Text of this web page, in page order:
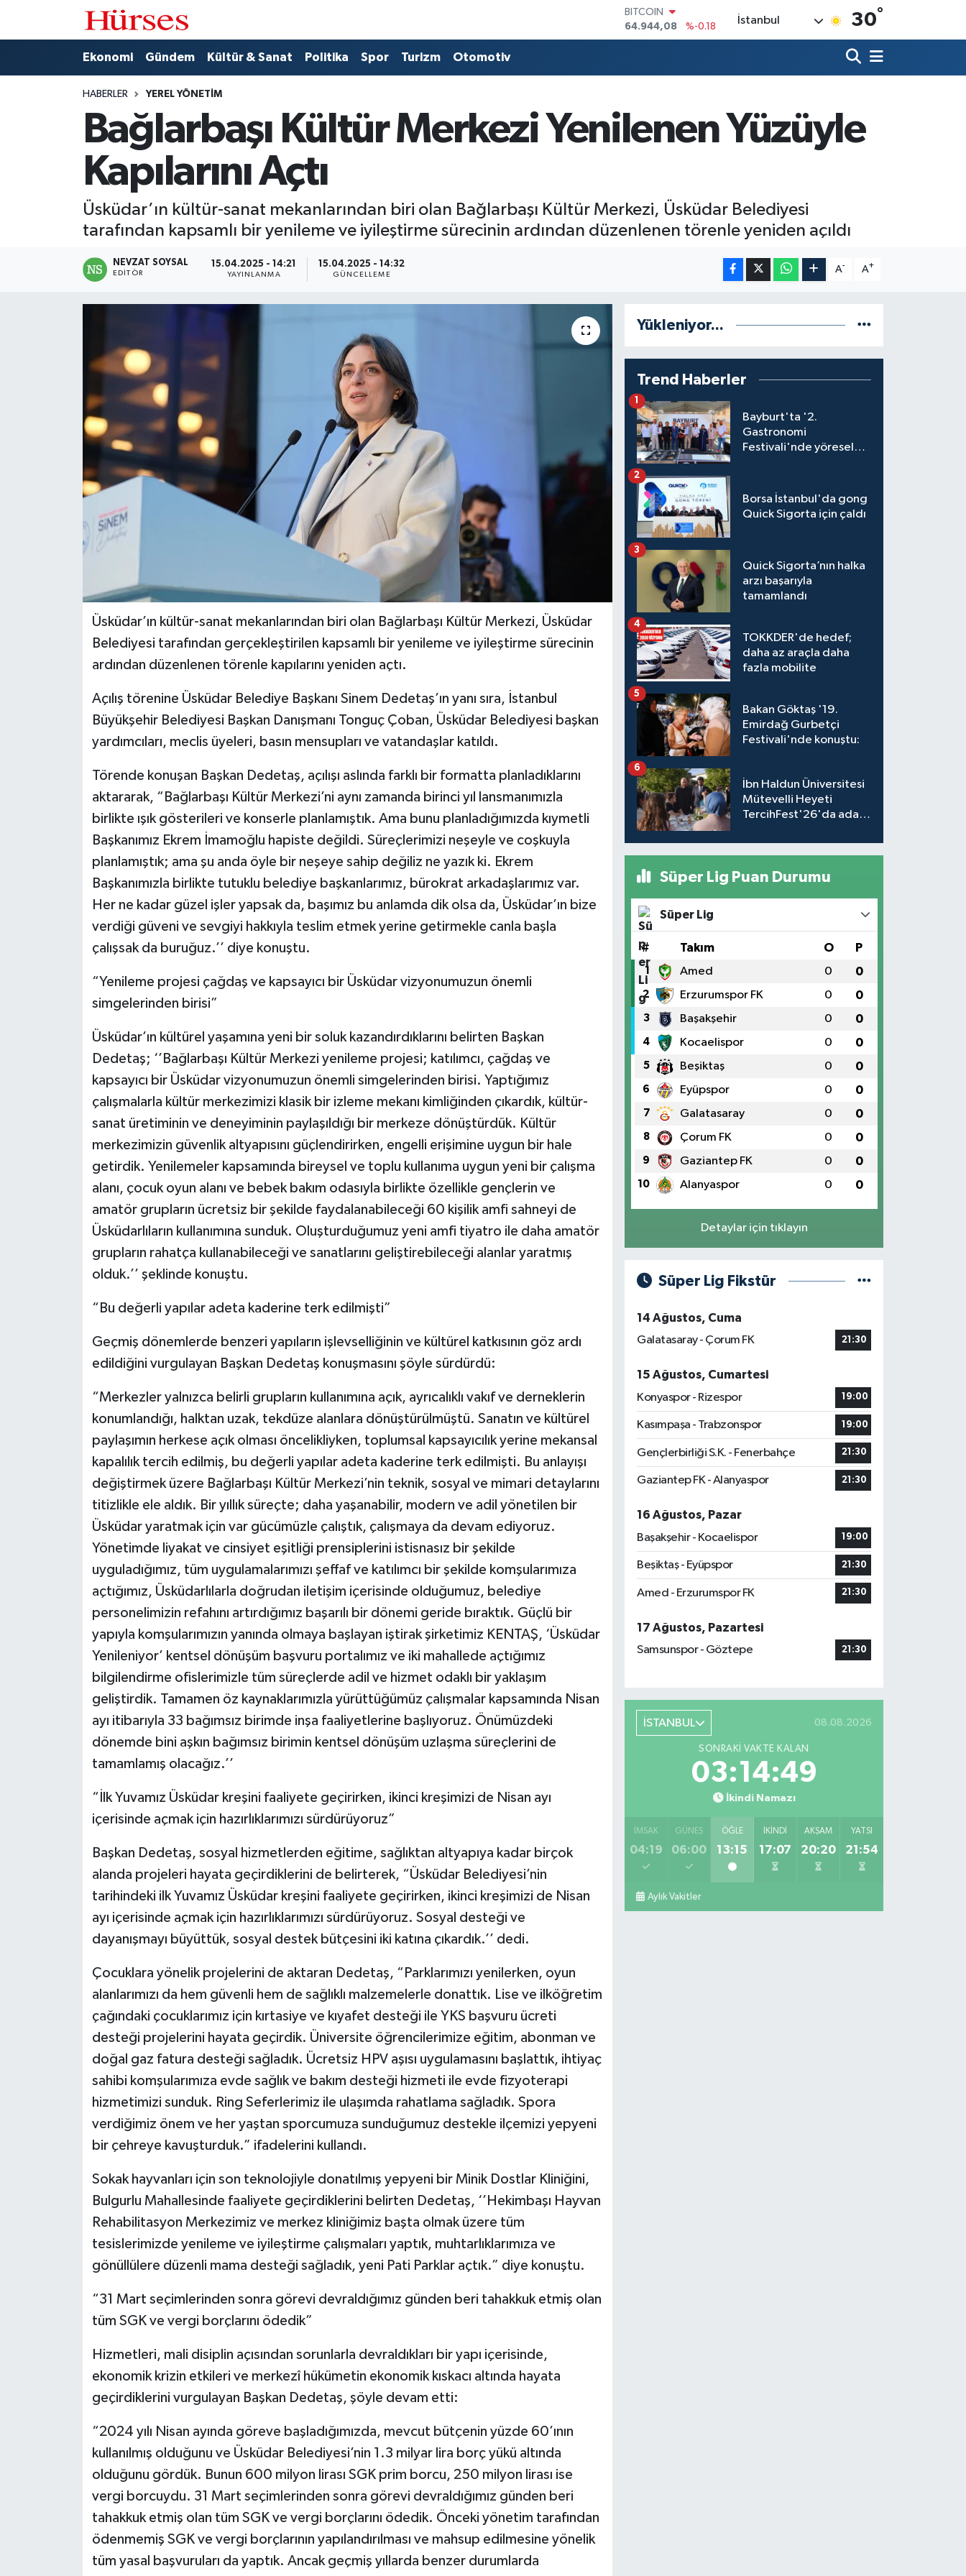
DOLAR
47,7436
%0.18
EURO
6660.55
BİST100
13.779
%-14
İstanbul 30°
Ekonomi Gündem Kültür & Sanat Politika Spor Turizm Otomotiv
HABERLER YEREL YÖNETIM
Bağlarbaşı Kültür Merkezi Yenilenen Yüzüyle
Kapılarını Açtı
Üsküdar’ın kültür-sanat mekanlarından biri olan Bağlarbaşı Kültür Merkezi, Üsküdar Belediyesi
tarafından kapsamlı bir yenileme ve iyileştirme sürecinin ardından düzenlenen törenle yeniden açıldı
NEVZAT SOYSAL
EDITÖR
15.04.2025 - 14:21
YAYINLANMA
15.04.2025 - 14:32
GÜNCELLEME
A- A+
Üsküdar’ın kültür-sanat mekanlarından biri olan Bağlarbaşı Kültür Merkezi, Üsküdar
Belediyesi tarafından gerçekleştirilen kapsamlı bir yenileme ve iyileştirme sürecinin
ardından düzenlenen törenle kapılarını yeniden açtı.
Açılış törenine Üsküdar Belediye Başkanı Sinem Dedetaş’ın yanı sıra, İstanbul
Büyükşehir Belediyesi Başkan Danışmanı Tonguç Çoban, Üsküdar Belediyesi başkan
yardımcıları, meclis üyeleri, basın mensupları ve vatandaşlar katıldı.
Törende konuşan Başkan Dedetaş, açılışı aslında farklı bir formatta planladıklarını
aktararak, “Bağlarbaşı Kültür Merkezi’ni aynı zamanda birinci yıl lansmanımızla
birlikte ışık gösterileri ve konserle planlamıştık. Ama bunu planladığımızda kıymetli
Başkanımız Ekrem İmamoğlu hapiste değildi. Süreçlerimizi neşeyle ve coşkuyla
planlamıştık; ama şu anda öyle bir neşeye sahip değiliz ne yazık ki. Ekrem
Başkanımızla birlikte tutuklu belediye başkanlarımız, bürokrat arkadaşlarımız var.
Her ne kadar güzel işler yapsak da, başımız bu anlamda dik olsa da, Üsküdar’ın bize
verdiği güveni ve sevgiyi hakkıyla teslim etmek yerine getirmekle canla başla
çalışsak da buruğuz.’’ diye konuştu.
“Yenileme projesi çağdaş ve kapsayıcı bir Üsküdar vizyonumuzun önemli
simgelerinden birisi”
Üsküdar’ın kültürel yaşamına yeni bir soluk kazandırdıklarını belirten Başkan
Dedetaş; ‘’Bağlarbaşı Kültür Merkezi yenileme projesi; katılımcı, çağdaş ve
kapsayıcı bir Üsküdar vizyonumuzun önemli simgelerinden birisi. Yaptığımız
çalışmalarla kültür merkezimizi klasik bir izleme mekanı kimliğinden çıkardık, kültür-
sanat üretiminin ve deneyiminin paylaşıldığı bir merkeze dönüştürdük. Kültür
merkezimizin güvenlik altyapısını güçlendirirken, engelli erişimine uygun bir hale
getirdik. Yenilemeler kapsamında bireysel ve toplu kullanıma uygun yeni bir çalışma
alanı, çocuk oyun alanı ve bebek bakım odasıyla birlikte özellikle gençlerin ve
amatör grupların ücretsiz bir şekilde faydalanabileceği 60 kişilik amfi sahneyi de
Üsküdarlıların kullanımına sunduk. Oluşturduğumuz yeni amfi tiyatro ile daha amatör
grupların rahatça kullanabileceği ve sanatlarını geliştirebileceği alanlar yaratmış
olduk.’’ şeklinde konuştu.
“Bu değerli yapılar adeta kaderine terk edilmişti”
Geçmiş dönemlerde benzeri yapıların işlevselliğinin ve kültürel katkısının göz ardı
edildiğini vurgulayan Başkan Dedetaş konuşmasını şöyle sürdürdü:
“Merkezler yalnızca belirli grupların kullanımına açık, ayrıcalıklı vakıf ve derneklerin
konumlandığı, halktan uzak, tekdüze alanlara dönüştürülmüştü. Sanatın ve kültürel
paylaşımın herkese açık olması öncelikliyken, toplumsal kapsayıcılık yerine mekansal
kapalılık tercih edilmiş, bu değerli yapılar adeta kaderine terk edilmişti. Bu anlayışı
değiştirmek üzere Bağlarbaşı Kültür Merkezi’nin teknik, sosyal ve mimari detaylarını
titizlikle ele aldık. Bir yıllık süreçte; daha yaşanabilir, modern ve adil yönetilen bir
Üsküdar yaratmak için var gücümüzle çalıştık, çalışmaya da devam ediyoruz.
Yönetimde liyakat ve cinsiyet eşitliği prensiplerini istisnasız bir şekilde
uyguladığımız, tüm uygulamalarımızı şeffaf ve katılımcı bir şekilde komşularımıza
açtığımız, Üsküdarlılarla doğrudan iletişim içerisinde olduğumuz, belediye
personelimizin refahını artırdığımız başarılı bir dönemi geride bıraktık. Güçlü bir
yapıyla komşularımızın yanında olmaya başlayan iştirak şirketimiz KENTAŞ, ‘Üsküdar
Yenileniyor’ kentsel dönüşüm başvuru portalımız ve iki mahallede açtığımız
bilgilendirme ofislerimizle tüm süreçlerde adil ve hizmet odaklı bir yaklaşım
geliştirdik. Tamamen öz kaynaklarımızla yürüttüğümüz çalışmalar kapsamında Nisan
ayı itibarıyla 33 bağımsız birimde inşa faaliyetlerine başlıyoruz. Önümüzdeki
dönemde bini aşkın bağımsız birimin kentsel dönüşüm uzlaşma süreçlerini de
tamamlamış olacağız.’’
“İlk Yuvamız Üsküdar kreşini faaliyete geçirirken, ikinci kreşimizi de Nisan ayı
içerisinde açmak için hazırlıklarımızı sürdürüyoruz”
Başkan Dedetaş, sosyal hizmetlerden eğitime, sağlıktan altyapıya kadar birçok
alanda projeleri hayata geçirdiklerini de belirterek, “Üsküdar Belediyesi’nin
tarihindeki ilk Yuvamız Üsküdar kreşini faaliyete geçirirken, ikinci kreşimizi de Nisan
ayı içerisinde açmak için hazırlıklarımızı sürdürüyoruz. Sosyal desteği ve
dayanışmayı büyüttük, sosyal destek bütçesini iki katına çıkardık.’’ dedi.
Çocuklara yönelik projelerini de aktaran Dedetaş, “Parklarımızı yenilerken, oyun
alanlarımızı da hem güvenli hem de sağlıklı malzemelerle donattık. Lise ve ilköğretim
çağındaki çocuklarımız için kırtasiye ve kıyafet desteği ile YKS başvuru ücreti
desteği projelerini hayata geçirdik. Üniversite öğrencilerimize eğitim, abonman ve
doğal gaz fatura desteği sağladık. Ücretsiz HPV aşısı uygulamasını başlattık, ihtiyaç
sahibi komşularımıza evde sağlık ve bakım desteği hizmeti ile evde fizyoterapi
hizmetimizi sunduk. Ring Seferlerimiz ile ulaşımda rahatlama sağladık. Spora
verdiğimiz önem ve her yaştan sporcumuza sunduğumuz destekle ilçemizi yepyeni
bir çehreye kavuşturduk.” ifadelerini kullandı.
Sokak hayvanları için son teknolojiyle donatılmış yepyeni bir Minik Dostlar Kliniğini,
Bulgurlu Mahallesinde faaliyete geçirdiklerini belirten Dedetaş, ‘’Hekimbaşı Hayvan
Rehabilitasyon Merkezimiz ve merkez kliniğimiz başta olmak üzere tüm
tesislerimizde yenileme ve iyileştirme çalışmaları yaptık, muhtarlıklarımıza ve
gönüllülere düzenli mama desteği sağladık, yeni Pati Parklar açtık.” diye konuştu.
“31 Mart seçimlerinden sonra görevi devraldığımız günden beri tahakkuk etmiş olan
tüm SGK ve vergi borçlarını ödedik”
Hizmetleri, mali disiplin açısından sorunlarla devraldıkları bir yapı içerisinde,
ekonomik krizin etkileri ve merkezî hükümetin ekonomik kıskacı altında hayata
geçirdiklerini vurgulayan Başkan Dedetaş, şöyle devam etti:
“2024 yılı Nisan ayında göreve başladığımızda, mevcut bütçenin yüzde 60’ının
kullanılmış olduğunu ve Üsküdar Belediyesi’nin 1.3 milyar lira borç yükü altında
olduğunu gördük. Bunun 600 milyon lirası SGK prim borcu, 250 milyon lirası ise
vergi borcuydu. 31 Mart seçimlerinden sonra görevi devraldığımız günden beri
tahakkuk etmiş olan tüm SGK ve vergi borçlarını ödedik. Önceki yönetim tarafından
ödenmemiş SGK ve vergi borçlarının yapılandırılması ve mahsup edilmesine yönelik
tüm yasal başvuruları da yaptık. Ancak geçmiş yıllarda benzer durumlarda
Yükleniyor...
Trend Haberler
Bayburt'ta '2.
Gastronomi
Festivali'nde yöresel
1
Borsa İstanbul'da gong
Quick Sigorta için çaldı
2
Quick Sigorta’nın halka
arzı başarıyla
tamamlandı
3
TOKKDER'de hedef;
daha az araçla daha
fazla mobilite
4
Bakan Göktaş '19.
Emirdağ Gurbetçi
Festivali'nde konuştu:
5
İbn Haldun Üniversitesi
Mütevelli Heyeti
TercihFest'26'da aday
6
Süper Lig Puan Durumu
Süper Lig
# Takım O P
1 Amed 0 0
2 Erzurumspor FK 0 0
3 Başakşehir 0 0
4 Kocaelispor 0 0
5 Beşiktaş 0 0
6 Eyüpspor 0 0
7 Galatasaray 0 0
8 Çorum FK 0 0
9 Gaziantep FK 0 0
10 Alanyaspor 0 0
Detaylar için tıklayın
Süper Lig Fikstür
14 Ağustos, Cuma
Galatasaray - Çorum FK
21:30
15 Ağustos, Cumartesi
Konyaspor - Rizespor
19:00
Kasımpaşa - Trabzonspor 19:00
Gençlerbirliği S.K. - Fenerbahçe 21:30
Gaziantep FK - Alanyaspor 21:30
16 Ağustos, Pazar
Başakşehir - Kocaelispor
19:00
Beşiktaş - Eyüpspor 21:30
Amed - Erzurumspor FK 21:30
17 Ağustos, Pazartesi
Samsunspor - Göztepe
21:30
İSTANBUL 08.08.2026
SONRAKI VAKTE KALAN
03:14:48
İkindi Namazı
İMSAK
04:19
GÜNEŞ
06:00
ÖĞLE
13:15
İKINDI
17:07
AKŞAM
20:20
YATSI
21:54
Aylık Vakitler
Ekonomi
Gündem
Kültür & Sanat
Hava Durumu
Trafik Durumu
Süper Lig Puan Durumu ve Fikstür
Tüm Manşetler
Son Dakika Haberleri
Haber Arşivi